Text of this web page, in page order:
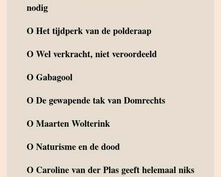
nodig
OHet tijdperk van de polderaap
OWel verkracht, niet veroordeeld
OGabagool
ODe gewapende tak van Domrechts
OMaarten Wolterink
ONaturisme en de dood
O Caroline van der Plas geeft helemaal niks